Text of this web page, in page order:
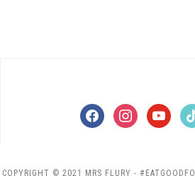
facebookinstagramyoutube
COPYRIGHT © 2021 MRS FLURY -